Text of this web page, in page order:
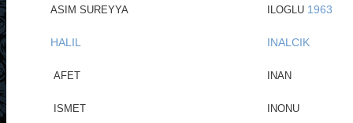
ASIM SUREYYA ILOGLU 1963
HALIL INALCIK
AFET INAN
ISMET INONU